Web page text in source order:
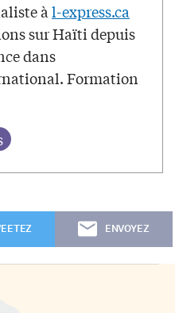
àl-express.ca
sur Haïti depuis
dans
Formation
ENVOYEZ